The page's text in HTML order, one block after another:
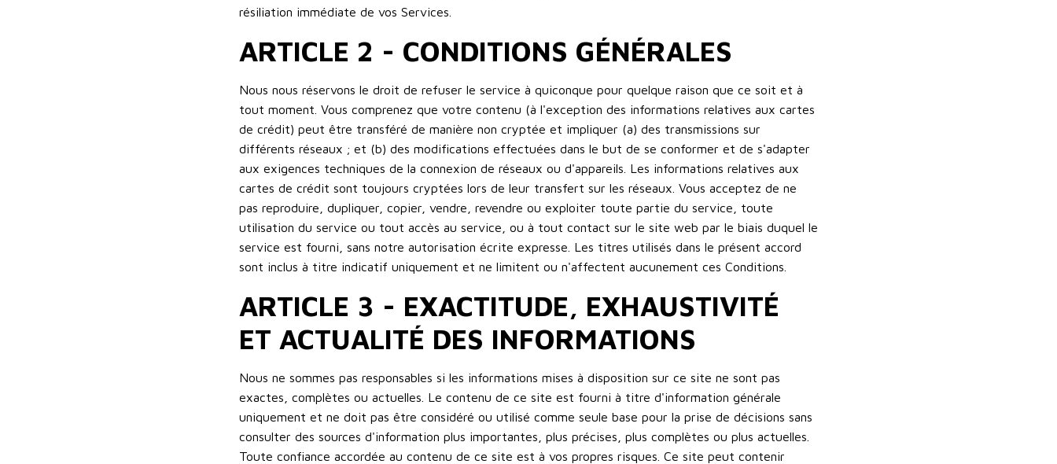
résiliation immédiate de vos Services.
ARTICLE 2 - CONDITIONS GÉNÉRALES
Nous nous réservons le droit de refuser le service à quiconque pour quelque raison que ce soit et à
tout moment. Vous comprenez que votre contenu (à l'exception des informations relatives aux cartes
de crédit) peut être transféré de manière non cryptée et impliquer (a) des transmissions sur
différents réseaux ; et (b) des modifications effectuées dans le but de se conformer et de s'adapter
aux exigences techniques de la connexion de réseaux ou d'appareils. Les informations relatives aux
cartes de crédit sont toujours cryptées lors de leur transfert sur les réseaux. Vous acceptez de ne
pas reproduire, dupliquer, copier, vendre, revendre ou exploiter toute partie du service, toute
utilisation du service ou tout accès au service, ou à tout contact sur le site web par le biais duquel le
service est fourni, sans notre autorisation écrite expresse. Les titres utilisés dans le présent accord
sont inclus à titre indicatif uniquement et ne limitent ou n'affectent aucunement ces Conditions.
ARTICLE 3 - EXACTITUDE, EXHAUSTIVITÉ
ET ACTUALITÉ DES INFORMATIONS
Nous ne sommes pas responsables si les informations mises à disposition sur ce site ne sont pas
exactes, complètes ou actuelles. Le contenu de ce site est fourni à titre d'information générale
uniquement et ne doit pas être considéré ou utilisé comme seule base pour la prise de décisions sans
consulter des sources d'information plus importantes, plus précises, plus complètes ou plus actuelles.
Toute confiance accordée au contenu de ce site est à vos propres risques. Ce site peut contenir